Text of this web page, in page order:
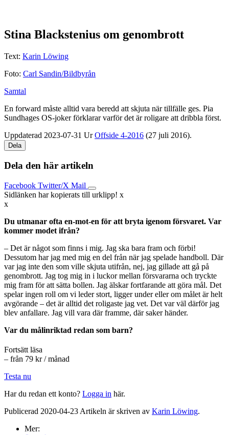
Stina Blackstenius om genombrott
Text: Karin Löwing
Foto: Carl Sandin/Bildbyrån
Samtal
En forward måste alltid vara beredd att skjuta när tillfälle ges. Pia
Sundhages OS-joker förklarar varför det är roligare att dribbla först.
Uppdaterad 2023-07-31 UrOffside 4-2016 (27 juli 2016).
Dela
Dela den här artikeln
Facebook Twitter/X Mail
Sidlänken har kopierats till urklipp! x
x
Du utmanar ofta en-mot-en för att bryta igenom försvaret. Var
kommer modet ifrån?
– Det är något som finns i mig. Jag ska bara fram och förbi!
Dessutom har jag med mig en del från när jag spelade handboll. Där
var jag inte den som ville skjuta utifrån, nej, jag gillade att gå på
genombrott. Jag tog mig in i luckor mellan försvararna och tryckte
mig fram för att sätta bollen. Jag älskar fortfarande att göra mål. Det
spelar ingen roll om vi leder stort, ligger under eller om målet är helt
avgörande – det är alltid det roligaste jag vet. Det var väl därför jag
blev anfallare. Jag vill vara där framme, där saker händer.
Var du målinriktad redan som barn?
Fortsätt läsa
– från 79 kr / månad
Testa nu
Har du redan ett konto? Logga in här.
Publicerad 2020-04-23 Artikeln är skriven av Karin Löwing.
Mer: